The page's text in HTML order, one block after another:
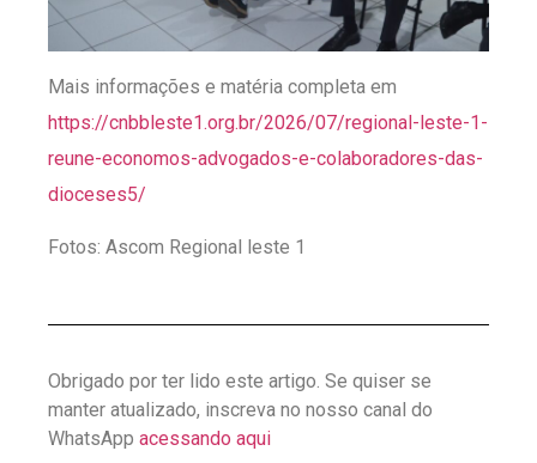
Mais informações e matéria completa em
https://cnbbleste1.org.br/2026/07/regional-leste-1-
reune-economos-advogados-e-colaboradores-das-
dioceses5/
Fotos: Ascom Regional leste 1
Obrigado por ter lido este artigo. Se quiser se
manter atualizado, inscreva no nosso canal do
WhatsApp acessando aqui